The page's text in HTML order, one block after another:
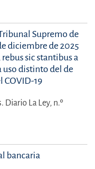
Supremo de
diciembre de 2025
sic stantibus a
distinto del de
COVID-19
Diario La Ley, n.º
bancaria